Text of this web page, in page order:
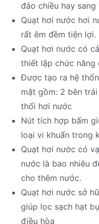
đảo chiều hay sang
Quạt hơi nước hơi
rất êm đềm tiện lợi.
Quạt hơi nước có
thiết lập chức năng
Được tạo ra hệ
mặt gồm: 2 bên
thổi hơi nước
Nút tích hợp bấm
loại vi khuẩn trong
Quạt hơi nước có
nước là bao nhiêu
cho thêm nước.
Quạt hơi nước sở
giúp lọc sạch hạt
điều hòa